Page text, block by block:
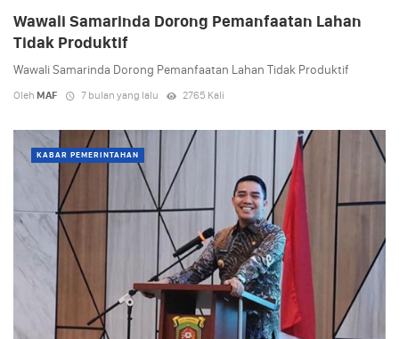
Wawali Samarinda Dorong Pemanfaatan Lahan
Tidak Produktif
Wawali Samarinda Dorong Pemanfaatan Lahan Tidak Produktif
Oleh MAF 7 bulan yang lalu 2765 Kali
KABAR PEMERINTAHAN